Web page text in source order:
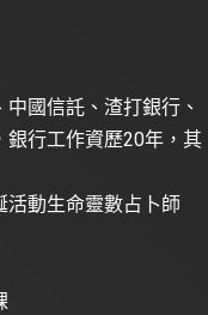
國信託、渣打銀行、
銀行工作資歷20年，其
活動生命靈數占卜師